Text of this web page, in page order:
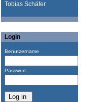
Tobias Schäfer
Login
Benutzername
Passwort